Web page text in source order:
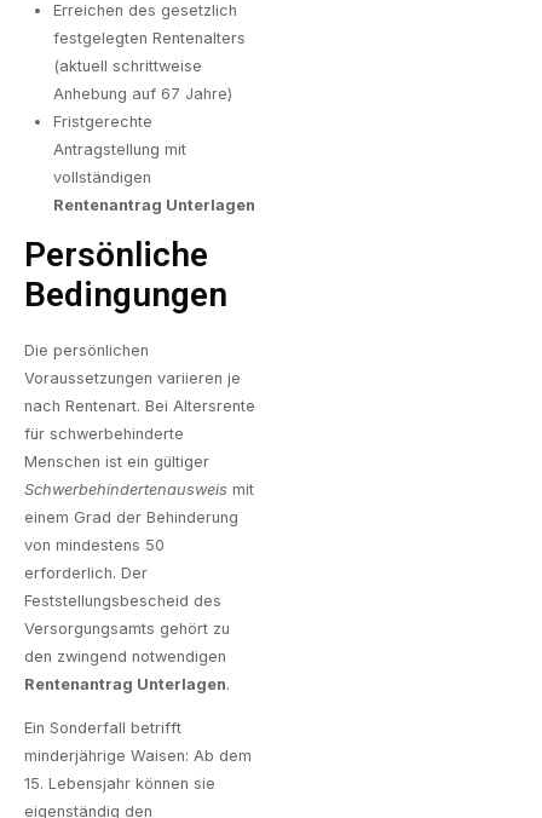
Erreichen des gesetzlich
festgelegten Rentenalters
(aktuell schrittweise
Anhebung auf 67 Jahre)
Fristgerechte
Antragstellung mit
vollständigen
Rentenantrag Unterlagen
Persönliche
Bedingungen
Die persönlichen
Voraussetzungen variieren je
nach Rentenart. Bei Altersrente
für schwerbehinderte
Menschen ist ein gültiger
Schwerbehindertenausweis mit
einem Grad der Behinderung
von mindestens 50
erforderlich. Der
Feststellungsbescheid des
Versorgungsamts gehört zu
den zwingend notwendigen
Rentenantrag Unterlagen.
Ein Sonderfall betrifft
minderjährige Waisen: Ab dem
15. Lebensjahr können sie
eigenständig den